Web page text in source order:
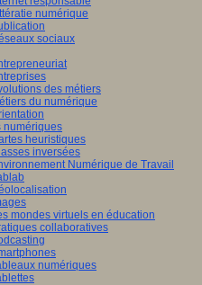
numérique
sociaux
des métiers
du numérique
numériques
heuristiques
inversées
Numérique de Travail
mondes virtuels en éducation
collaboratives
numériques